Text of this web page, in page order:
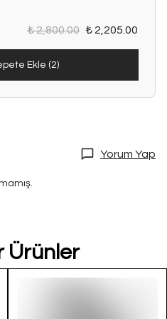
₺ 2,800.00 ₺ 2,205.00
Ekle (2)
Yorum Yap
Ürünler